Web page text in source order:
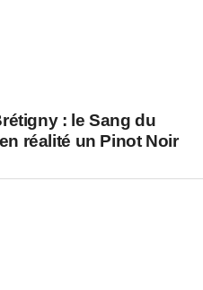
: le Sang du
réalité un Pinot Noir